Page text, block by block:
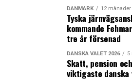
Svenska statens lånebehov
sysselsättningen ökar med 150
Manusförfattaren tror på fjärde
för tv-serien Bron
DANMARK 12
Tyska
kommande
tre år försenad
DANSKA VALET 2026 5
Skatt, pension
viktigaste